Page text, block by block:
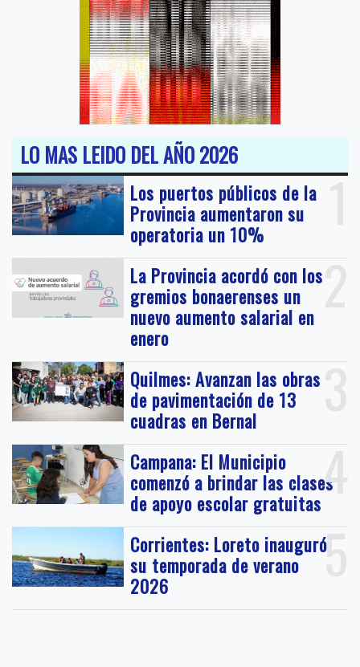
LO MAS LEIDO DEL AÑO 2026
1
Los puertos públicos de la
Provincia aumentaron su
operatoria un 10%
2
La Provincia acordó con los
gremios bonaerenses un
nuevo aumento salarial en
enero
3
Quilmes: Avanzan las obras
de pavimentación de 13
cuadras en Bernal
4
Campana: El Municipio
comenzó a brindar las clases
de apoyo escolar gratuitas
5
Corrientes: Loreto inauguró
su temporada de verano
2026